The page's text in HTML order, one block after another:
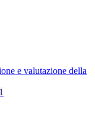
e valutazione della
1